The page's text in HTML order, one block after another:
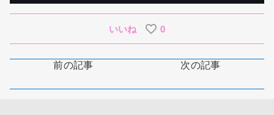
いいね 0
前の記事 次の記事